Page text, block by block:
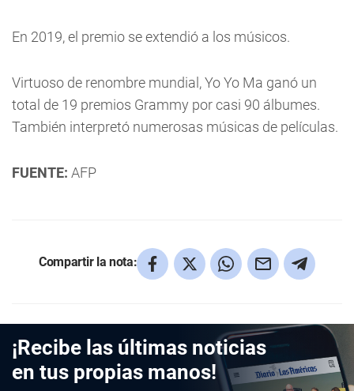
En 2019, el premio se extendió a los músicos.
Virtuoso de renombre mundial, Yo Yo Ma ganó un
total de 19 premios Grammy por casi 90 álbumes.
También interpretó numerosas músicas de películas.
FUENTE: AFP
Compartir la nota:
¡Recibe las últimas noticias
en tus propias manos!